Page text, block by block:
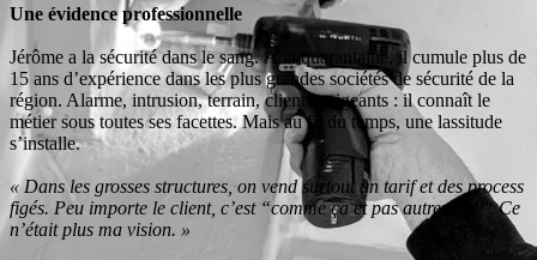
Une évidence professionnelle
Jérôme a la sécurité dans le sang. À la quarantaine, il cumule plus de
15 ans d’expérience dans les plus grandes sociétés de sécurité de la
région. Alarme, intrusion, terrain, clients exigeants : il connaît le
métier sous toutes ses facettes. Mais au fil du temps, une lassitude
s’installe.
« Dans les grosses structures, on vend surtout un tarif et des process
figés. Peu importe le client, c’est “comme ça et pas autrement”. Ce
n’était plus ma vision. »